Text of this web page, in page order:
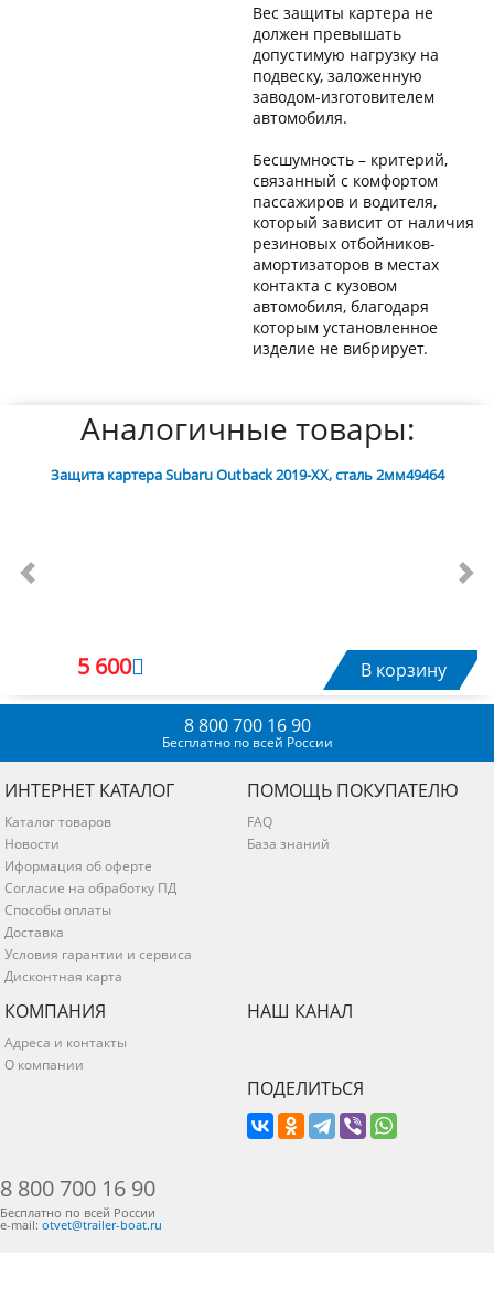
Вес защиты картера не
должен превышать
допустимую нагрузку на
подвеску, заложенную
заводом-изготовителем
автомобиля.
Бесшумность – критерий,
связанный с комфортом
пассажиров и водителя,
который зависит от наличия
резиновых отбойников-
амортизаторов в местах
контакта с кузовом
автомобиля, благодаря
которым установленное
изделие не вибрирует.
Аналогичные товары:
Защита картера Subaru Outback 2019-XX, сталь 2мм49464
5 600 В корзину
Previous
8 800 700 16 90
Бесплатно по всей России
ИНТЕРНЕТ КАТАЛОГ
Каталог товаров
Новости
Иформация об оферте
Согласие на обработку ПД
Способы оплаты
Доставка
Условия гарантии и сервиса
Дисконтная карта
ПОМОЩЬ ПОКУПАТЕЛЮ
FAQ
База знаний
КОМПАНИЯ
Адреса и контакты
О компании
НАШ КАНАЛ
ПОДЕЛИТЬСЯ
8 800 700 16 90
Бесплатно по всей России
e-mail: otvet@trailer-boat.ru